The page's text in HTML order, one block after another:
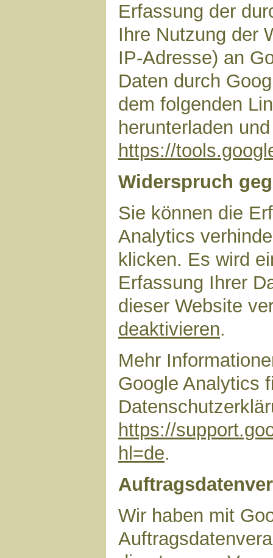
Erfassung der
Ihre Nutzung der
IP-Adresse) an
Daten durch
dem folgenden
herunterladen
https://
Widerspruch
Sie können die
Analytics
klicken. Es wird
Erfassung Ihrer
dieser Website
deaktivieren.
Mehr
Google Analytics
https://
hl=de.
Wir haben mit